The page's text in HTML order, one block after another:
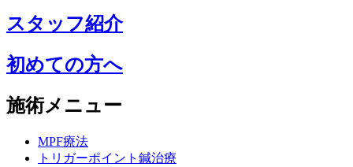
スタッフ紹介
初めての方へ
施術メニュー
MPF療法
トリガーポイント鍼治療